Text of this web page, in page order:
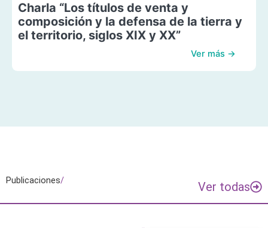
Charla “Los títulos de venta y
composición y la defensa de la tierra y
el territorio, siglos XIX y XX”
Ver más →
Publicaciones/ Ver todas